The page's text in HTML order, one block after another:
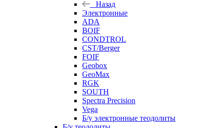
Назад
Электронные
ADA
BOIF
CONDTROL
CST/Berger
FOIF
Geobox
GeoMax
RGK
SOUTH
Spectra Precision
Vega
Б/у электронные теодолиты